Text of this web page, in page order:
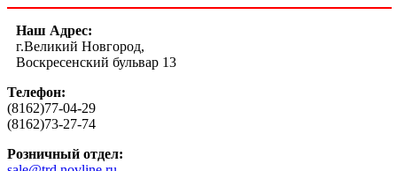
Наш Адрес:
г.Великий Новгород,
Воскресенский бульвар 13
Телефон:
(8162)77-04-29
(8162)73-27-74
Розничный отдел: